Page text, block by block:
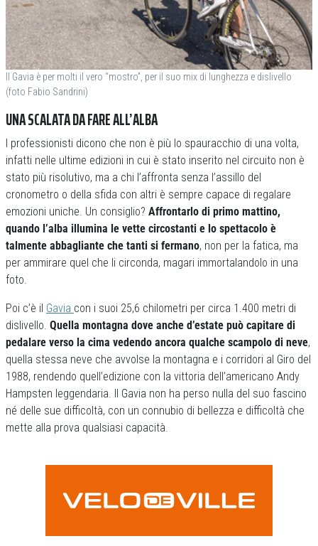
Il Gavia è per molti il vero “mostro”, per il suo mix di lunghezza e dislivello
(foto Fabio Sandrini)
UNA SCALATA DA FARE ALL’ALBA
I professionisti dicono che non è più lo spauracchio di una volta,
infatti nelle ultime edizioni in cui è stato inserito nel circuito non è
stato più risolutivo, ma a chi l’affronta senza l’assillo del
cronometro o della sfida con altri è sempre capace di regalare
emozioni uniche. Un consiglio? Affrontarlo di primo mattino,
quando l’alba illumina le vette circostanti e lo spettacolo è
talmente abbagliante che tanti si fermano, non per la fatica, ma
per ammirare quel che li circonda, magari immortalandolo in una
foto.
Poi c’è il Gavia con i suoi 25,6 chilometri per circa 1.400 metri di
dislivello. Quella montagna dove anche d’estate può capitare di
pedalare verso la cima vedendo ancora qualche scampolo di neve,
quella stessa neve che avvolse la montagna e i corridori al Giro del
1988, rendendo quell’edizione con la vittoria dell’americano Andy
Hampsten leggendaria. Il Gavia non ha perso nulla del suo fascino
né delle sue difficoltà, con un connubio di bellezza e difficoltà che
mette alla prova qualsiasi capacità.